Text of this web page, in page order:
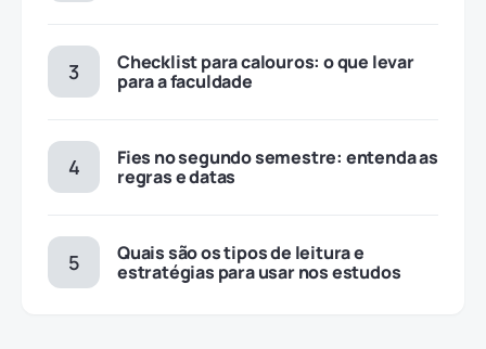
Checklist para calouros: o que levar
para a faculdade
Fies no segundo semestre: entenda as
regras e datas
Quais são os tipos de leitura e
estratégias para usar nos estudos